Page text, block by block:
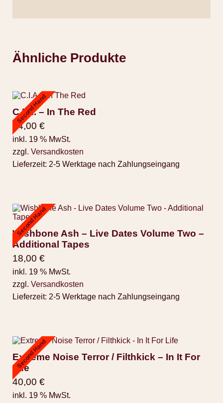
Ähnliche Produkte
Second Hand
C.I.A. – In The Red
14,00 €
inkl. 19 % MwSt.
zzgl. Versandkosten
Lieferzeit: 2-5 Werktage nach Zahlungseingang
Second Hand
Wishbone Ash – Live Dates Volume Two –
Additional Tapes
18,00 €
inkl. 19 % MwSt.
zzgl. Versandkosten
Lieferzeit: 2-5 Werktage nach Zahlungseingang
Second Hand
Extreme Noise Terror / Filthkick – In It For
Life
40,00 €
inkl. 19 % MwSt.